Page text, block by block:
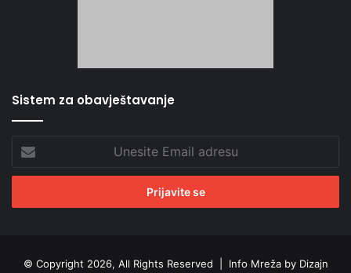
Sistem za obavještavanje
Email
adresu
© Copyright 2026, All Rights Reserved | Info Mreža by Dizajn